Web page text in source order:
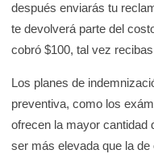
después enviarás tu
te devolverá parte del
cobró $100, tal vez
Los planes de
preventiva, como los
ofrecen la mayor cantidad
ser más elevada que la